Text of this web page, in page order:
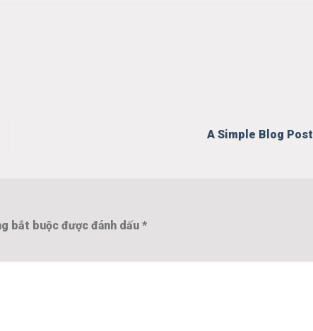
A Simple Blog Post
bắt buộc được đánh dấu *